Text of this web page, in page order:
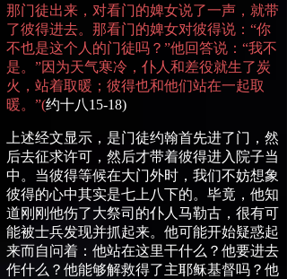
那门徒出来，对看门的婢女说了一声，就带
了彼得进去。那看门的婢女对彼得说：“你
不也是这个人的门徒吗？”他回答说：“我不
是。”因为天气寒冷，仆人和差役就生了炭
火，站着取暖；彼得也和他们站在一起取
暖。”(约十八 15-18)
上述经文显示，是门徒约翰首先进了门，然
后去征求许可，然后才带着彼得进入院子当
中。 当彼得等候在大门外时，我们不妨想象
彼得的心中其实是七上八下的。 毕竟，他知
道刚刚他伤了大祭司的仆人马勒古，很有可
能被士兵发现并抓起来。 他可能开始疑惑起
来而自问着：他站在这里干什么？他要进去
作什么？他能够解救得了主耶稣基督吗？他